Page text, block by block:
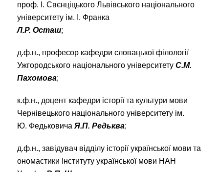
проф. І. Свєнціцького Львівського національного
університету ім. І. Франка
Л.Р. Осташ;
д.ф.н., професор кафедри словацької філології
Ужгородського національного університету С.М.
Пахомова;
к.ф.н., доцент кафедри історії та культури мови
Чернівецького національного університету ім.
Ю. Федьковича Я.П. Редьква;
д.ф.н., завідувач відділу історії української мови та
ономастики Інституту української мови НАН